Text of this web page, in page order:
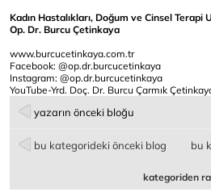
Kadın Hastalıkları, Doğum ve Cinsel Terapi
Op. Dr. Burcu Çetinkaya
www.burcucetinkaya.com.tr
Facebook: @op.dr.burcucetinkaya
Instagram: @op.dr.burcucetinkaya
YouTube-Yrd. Doç. Dr. Burcu Çarmık
yazarın önceki bloğu
bu kategorideki önceki blog bu
kategoriden